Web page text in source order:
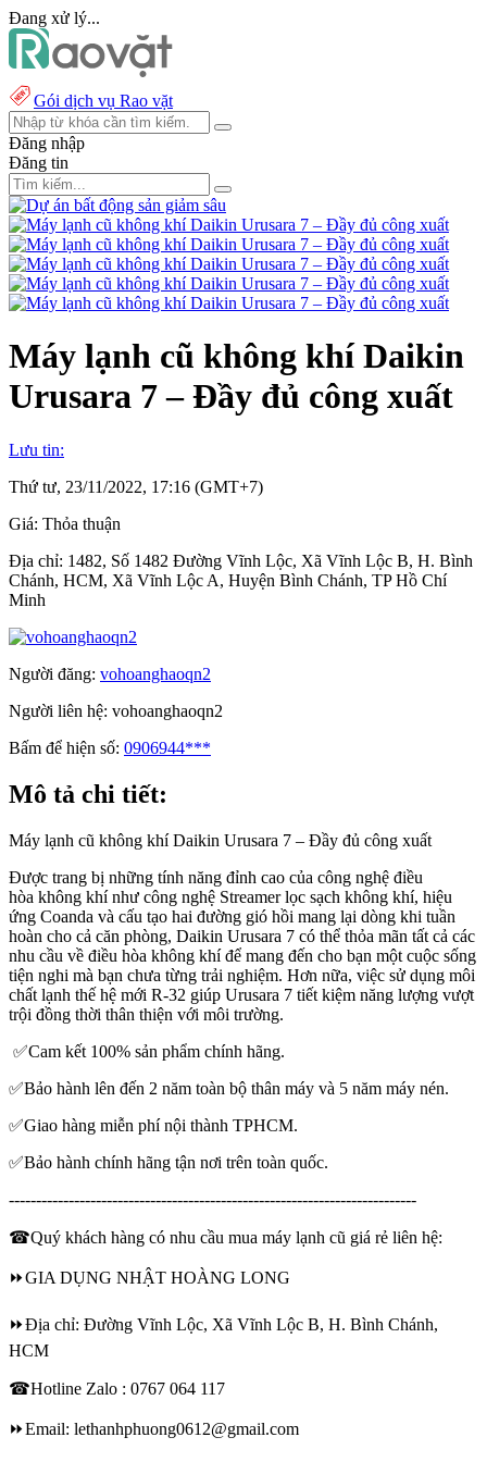
Đang xử lý...
Gói dịch vụ Rao vặt
Đăng nhập
Đăng tin
Máy lạnh cũ không khí Daikin
Urusara 7 – Đầy đủ công xuất
Lưu tin:
Thứ tư, 23/11/2022, 17:16 (GMT+7)
Giá: Thỏa thuận
Địa chỉ: 1482, Số 1482 Đường Vĩnh Lộc, Xã Vĩnh Lộc B, H. Bình
Chánh, HCM, Xã Vĩnh Lộc A, Huyện Bình Chánh, TP Hồ Chí
Minh
Người đăng: vohoanghaoqn2
Người liên hệ: vohoanghaoqn2
Bấm để hiện số: 0906944***
Mô tả chi tiết:
Máy lạnh cũ không khí Daikin Urusara 7 – Đầy đủ công xuất
Được trang bị những tính năng đỉnh cao của công nghệ điều
hòa không khí như công nghệ Streamer lọc sạch không khí, hiệu
ứng Coanda và cấu tạo hai đường gió hồi mang lại dòng khi tuần
hoàn cho cả căn phòng, Daikin Urusara 7 có thể thỏa mãn tất cả các
nhu cầu về điều hòa không khí để mang đến cho bạn một cuộc sống
tiện nghi mà bạn chưa từng trải nghiệm. Hơn nữa, việc sử dụng môi
chất lạnh thế hệ mới R-32 giúp Urusara 7 tiết kiệm năng lượng vượt
trội đồng thời thân thiện với môi trường.
✅Cam kết 100% sản phẩm chính hãng.
✅Bảo hành lên đến 2 năm toàn bộ thân máy và 5 năm máy nén.
✅Giao hàng miễn phí nội thành TPHCM.
✅Bảo hành chính hãng tận nơi trên toàn quốc.
---------------------------------------------------------------------------
☎Quý khách hàng có nhu cầu mua máy lạnh cũ giá rẻ liên hệ:
⏩GIA DỤNG NHẬT HOÀNG LONG
⏩Địa chỉ: Đường Vĩnh Lộc, Xã Vĩnh Lộc B, H. Bình Chánh,
HCM
☎Hotline Zalo : 0767 064 117
⏩Email: lethanhphuong0612@gmail.com